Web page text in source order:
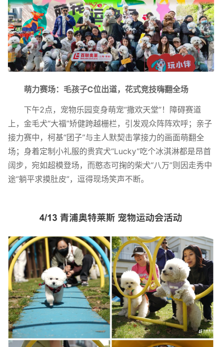
萌力赛场： 毛孩子C位出道，花式竞技嗨翻全场
下午2点，宠物乐园变身萌宠“撒欢天堂”！障碍赛道
上，金毛犬“大福”矫健跨越栅栏，引发观众阵阵欢呼；亲子
接力赛中，柯基“团子”与主人默契击掌接力的画面萌翻全
场；身着定制小礼服的贵宾犬“Lucky”吃个冰淇淋都是昂首
阔步，宛如超模登场，而憨态可掬的柴犬“八万”则因走秀中
途“躺平求摸肚皮”，逗得现场笑声不断。